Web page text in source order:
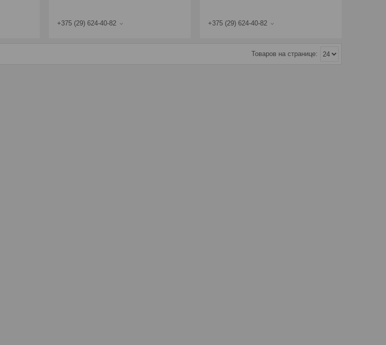
+375 (29) 624-40-82 +375 (29) 624-40-82